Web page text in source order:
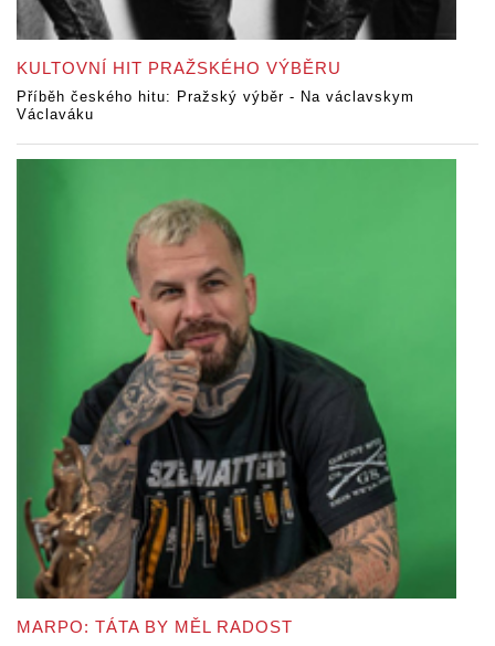
KULTOVNÍ HIT PRAŽSKÉHO VÝBĚRU
Příběh českého hitu: Pražský výběr - Na václavskym
Václaváku
MARPO: TÁTA BY MĚL RADOST